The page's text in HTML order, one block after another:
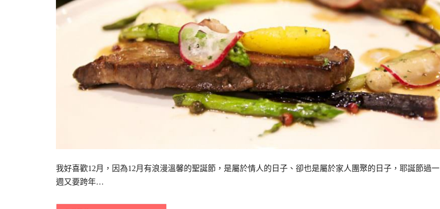
我好喜歡12月，因為12月有浪漫溫馨的聖誕節，是屬於情人的日子、卻也是屬於家人團聚的日子，耶誕節過一
週又要跨年…